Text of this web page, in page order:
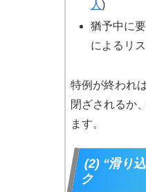
人 )
猶予中に
によるリ
特例が終われ
閉ざされるか
ます。
(2) “滑り
ク